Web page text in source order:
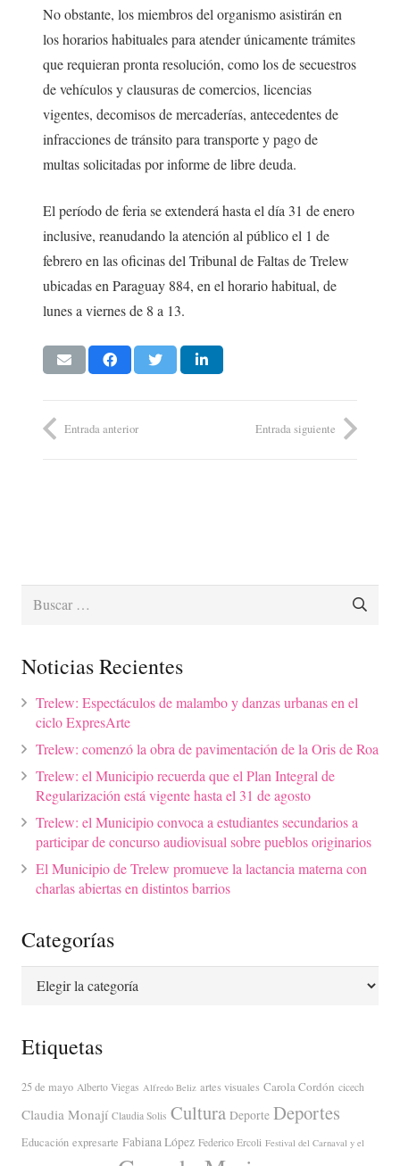
No obstante, los miembros del organismo asistirán en
los horarios habituales para atender únicamente trámites
que requieran pronta resolución, como los de secuestros
de vehículos y clausuras de comercios, licencias
vigentes, decomisos de mercaderías, antecedentes de
infracciones de tránsito para transporte y pago de
multas solicitadas por informe de libre deuda.
El período de feria se extenderá hasta el día 31 de enero
inclusive, reanudando la atención al público el 1 de
febrero en las oficinas del Tribunal de Faltas de Trelew
ubicadas en Paraguay 884, en el horario habitual, de
lunes a viernes de 8 a 13.
Entrada anterior Entrada siguiente
Buscar:
Noticias Recientes
Trelew: Espectáculos de malambo y danzas urbanas en el
ciclo ExpresArte
Trelew: comenzó la obra de pavimentación de la Oris de Roa
Trelew: el Municipio recuerda que el Plan Integral de
Regularización está vigente hasta el 31 de agosto
Trelew: el Municipio convoca a estudiantes secundarios a
participar de concurso audiovisual sobre pueblos originarios
El Municipio de Trelew promueve la lactancia materna con
charlas abiertas en distintos barrios
Categorías
Categorías
Etiquetas
25 de mayo Alberto Viegas Alfredo Beliz artes visuales Carola Cordón cicech
Claudia Monají Claudia Solis Cultura Deporte Deportes
Educación expresarte Fabiana López Federico Ercoli Festival del Carnaval y el